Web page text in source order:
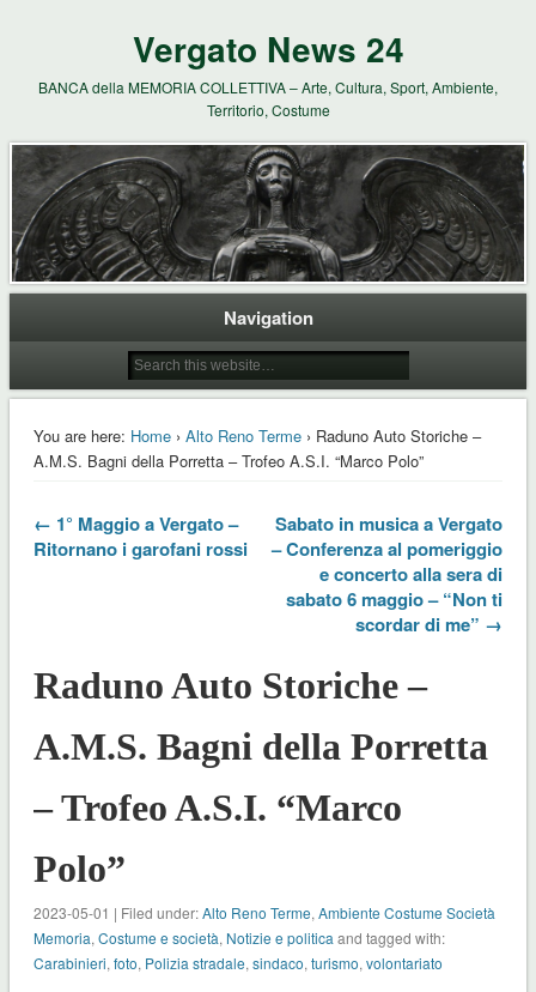
Vergato News 24
BANCA della MEMORIA COLLETTIVA – Arte, Cultura, Sport, Ambiente,
Territorio, Costume
Navigation
You are here: Home› Alto Reno Terme› Raduno Auto Storiche –
A.M.S. Bagni della Porretta – Trofeo A.S.I. “Marco Polo”
← 1° Maggio a Vergato –
Ritornano i garofani rossi
Sabato in musica a Vergato
– Conferenza al pomeriggio
e concerto alla sera di
sabato 6 maggio – “Non ti
scordar di me” →
Raduno Auto Storiche –
A.M.S. Bagni della Porretta
– Trofeo A.S.I. “Marco
Polo”
2023-05-01 | Filed under:Alto Reno Terme, Ambiente Costume Società
Memoria, Costume e società, Notizie e politica and tagged with:
Carabinieri, foto, Polizia stradale, sindaco, turismo, volontariato